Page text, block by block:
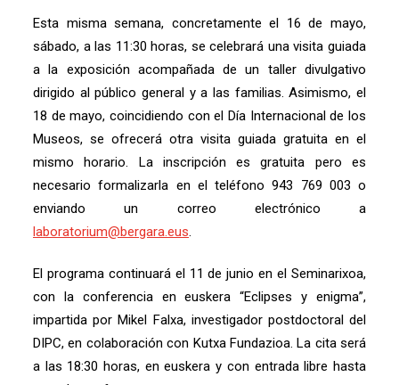
Esta misma semana, concretamente el 16 de mayo,
sábado, a las 11:30 horas, se celebrará una visita guiada
a la exposición acompañada de un taller divulgativo
dirigido al público general y a las familias. Asimismo, el
18 de mayo, coincidiendo con el Día Internacional de los
Museos, se ofrecerá otra visita guiada gratuita en el
mismo horario. La inscripción es gratuita pero es
necesario formalizarla en el teléfono 943 769 003 o
enviando un correo electrónico a
laboratorium@bergara.eus.
El programa continuará el 11 de junio en el Seminarixoa,
con la conferencia en euskera “Eclipses y enigma”,
impartida por Mikel Falxa, investigador postdoctoral del
DIPC, en colaboración con Kutxa Fundazioa. La cita será
a las 18:30 horas, en euskera y con entrada libre hasta